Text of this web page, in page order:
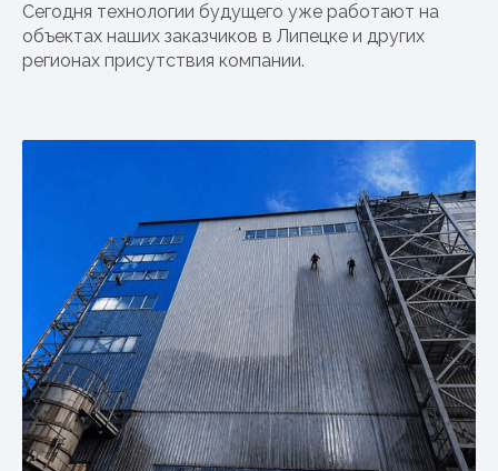
Сегодня технологии будущего уже работают на
объектах наших заказчиков в Липецке и других
регионах присутствия компании.